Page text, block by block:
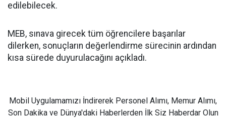
edilebilecek.
MEB, sınava girecek tüm öğrencilere başarılar
dilerken, sonuçların değerlendirme sürecinin ardından
kısa sürede duyurulacağını açıkladı.
Mobil Uygulamamızı İndirerek Personel Alımı, Memur Alımı,
Son Dakika ve Dünya'daki Haberlerden İlk Siz Haberdar Olun